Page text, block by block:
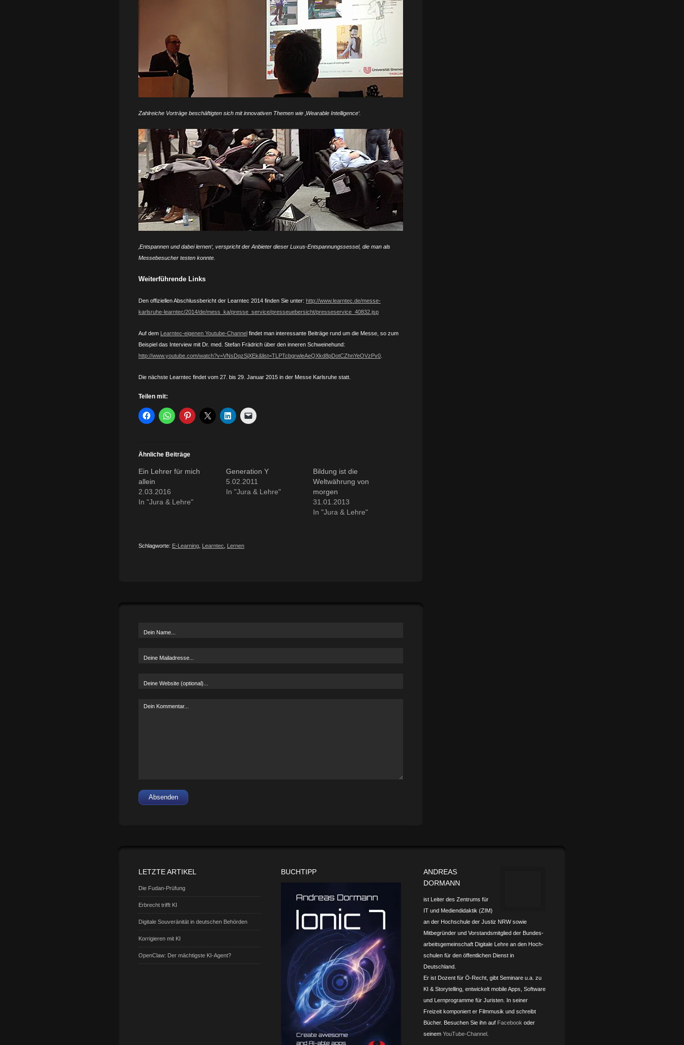
Zahlreiche Vorträge beschäftigten sich mit innovativen Themen wie ‚Wearable Intelligence‘.
‚Entspannen und dabei lernen‘, verspricht der Anbieter dieser Luxus-Entspannungssessel, die man als
Messebesucher testen konnte.
Weiterführende Links
Den offiziellen Abschlussbericht der Learntec 2014 finden Sie unter: http://www.learntec.de/messe-
karlsruhe-learntec/2014/de/mess_ka/presse_service/presseuebersicht/presseservice_40832.jsp
Auf dem Learntec-eigenen Youtube-Channel findet man interessante Beiträge rund um die Messe, so zum
Beispiel das Interview mit Dr. med. Stefan Frädrich über den inneren Schweinehund:
http://www.youtube.com/watch?v=VNsDqzSjXEk&list=TLPTcbgrwleAeQXkd8pDotCZhnYeOVzPv0
Die nächste Learntec findet vom 27. bis 29. Januar 2015 in der Messe Karlsruhe statt.
Teilen mit:
Ähnliche Beiträge
Ein Lehrer für mich
allein
2.03.2016
In "Jura & Lehre"
Generation Y
5.02.2011
In "Jura & Lehre"
Bildung ist die
Weltwährung von
morgen
31.01.2013
In "Jura & Lehre"
Schlagworte: E-Learning Learntec Lernen
Absenden
LETZTE ARTIKEL
Die Fudan-Prüfung
Erbrecht trifft KI
Digitale Souveränität in deutschen Behörden
Korrigieren mit KI
OpenClaw: Der mächtigste KI-Agent?
BUCHTIPP
ANDREAS
DORMANN
ist Leiter des Zentrums für
IT und Medien­didaktik (ZIM)
an der Hochschule der Justiz NRW sowie
Mitbegründer und Vorstands­mitglied der Bundes­­
arbeits­gemeinschaft Digitale Lehre an den Hoch­­
schulen für den öffentlichen Dienst in
Deutschland.
Er ist Dozent für Ö-Recht, gibt Seminare u.a. zu
KI & Storytelling, entwickelt mobile Apps, Software
und Lern­programme für Juristen. In seiner
Freizeit komponiert er Filmmusik und schreibt
Bücher. Besuchen Sie ihn auf Facebook oder
seinem YouTube-Channel